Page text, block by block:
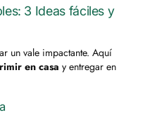
3 Ideas fáciles y
un vale impactante. Aquí
en casa y entregar en